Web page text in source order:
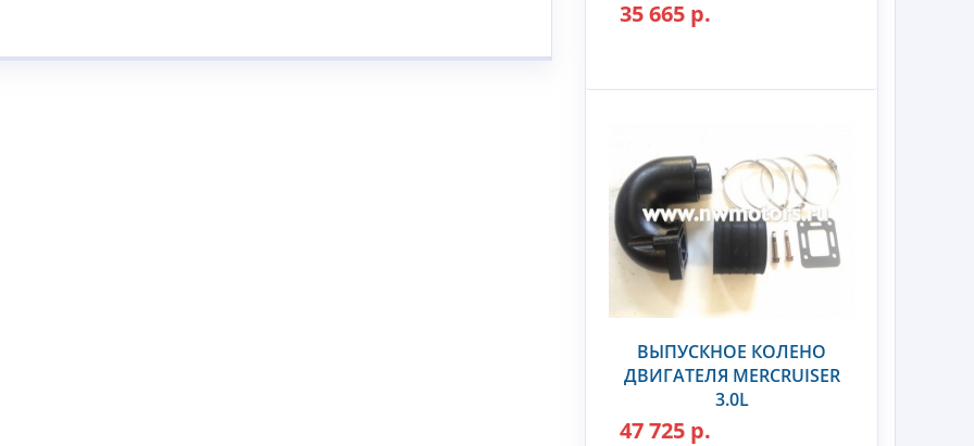
35 665 р.
ВЫПУСКНОЕ КОЛЕНО
ДВИГАТЕЛЯ MERCRUISER
3.0L
47 725 р.